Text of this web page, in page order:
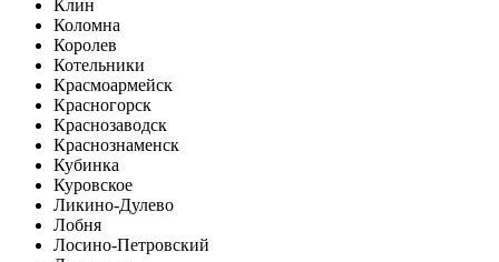
Клин
Коломна
Королев
Котельники
Красмоармейск
Красногорск
Краснозаводск
Краснознаменск
Кубинка
Куровское
Ликино-Дулево
Лобня
Лосино-Петровский